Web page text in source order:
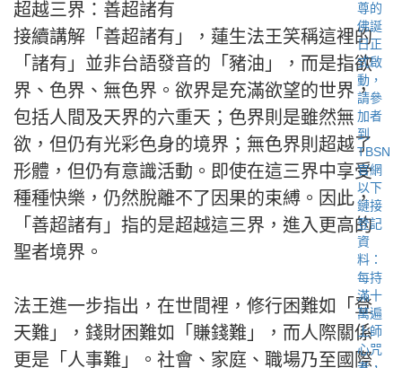
超越三界：善超諸有
接續講解「善超諸有」，蓮生法王笑稱這裡的
「諸有」並非台語發音的「豬油」，而是指欲
界、色界、無色界。欲界是充滿欲望的世界，
包括人間及天界的六重天；色界則是雖然無
欲，但仍有光彩色身的境界；無色界則超越了
形體，但仍有意識活動。即使在這三界中享受
種種快樂，仍然脫離不了因果的束縛。因此，
「善超諸有」指的是超越這三界，進入更高的
聖者境界。
法王進一步指出，在世間裡，修行困難如「登
天難」，錢財困難如「賺錢難」，而人際關係
更是「人事難」。社會、家庭、職場乃至國際